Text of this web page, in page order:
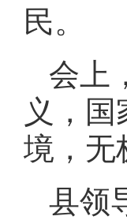
民。
会上
义，
境，无
县领